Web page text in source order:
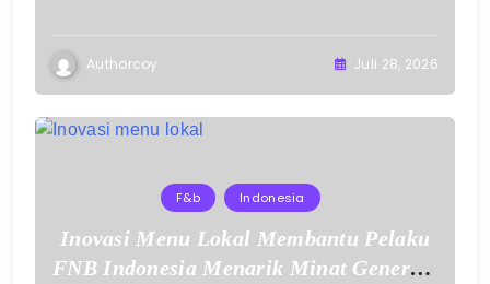
Authorcoy Juli 28, 2026
F&b Indonesia
Inovasi Menu Lokal Membantu Pelaku
FNB Indonesia Menarik Minat Generasi